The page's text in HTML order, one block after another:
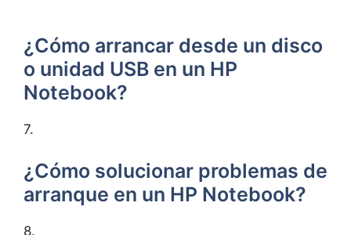
¿Cómo arrancar desde un disco
o unidad USB en un HP
Notebook?
7.
¿Cómo solucionar problemas de
arranque en un HP Notebook?
8.